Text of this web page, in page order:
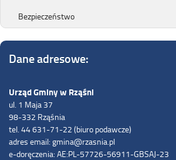
Bezpieczeństwo
Dane adresowe:
Urząd Gminy w Rząśni
ul. 1 Maja 37
98-332 Rząśnia
tel. 44 631-71-22 (biuro podawcze)
adres email: gmina@rzasnia.pl
e-doręczenia: AE:PL-57726-56911-GBSAJ-23